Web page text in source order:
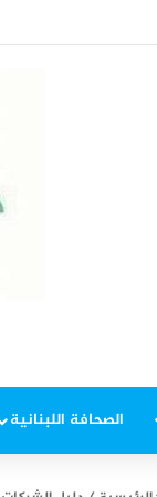
الصحافة اللبنانية